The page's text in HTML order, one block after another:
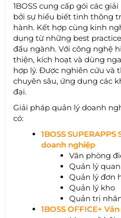
1BOSS cung cấp gói các
bởi sự hiểu biết tinh thông
hành. Kết hợp cùng kinh
dụng từ những best
đầu ngành. Với công nghệ
thiện, kích hoạt và dùng
hợp lý. Được nghiên cứu và
chuyên sâu, ứng dụng các
đại.
Giải pháp quản lý doanh
có:
1BOSS
doanh nghiệp
Văn phòng
Quản lý
Quản lý đơn
Quản lý kho
Quản trị
1BOSS OFFICE+